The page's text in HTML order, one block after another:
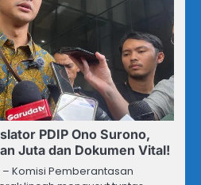
PDIP Ono Surono,
Juta dan Dokumen Vital!
– Komisi Pemberantasan